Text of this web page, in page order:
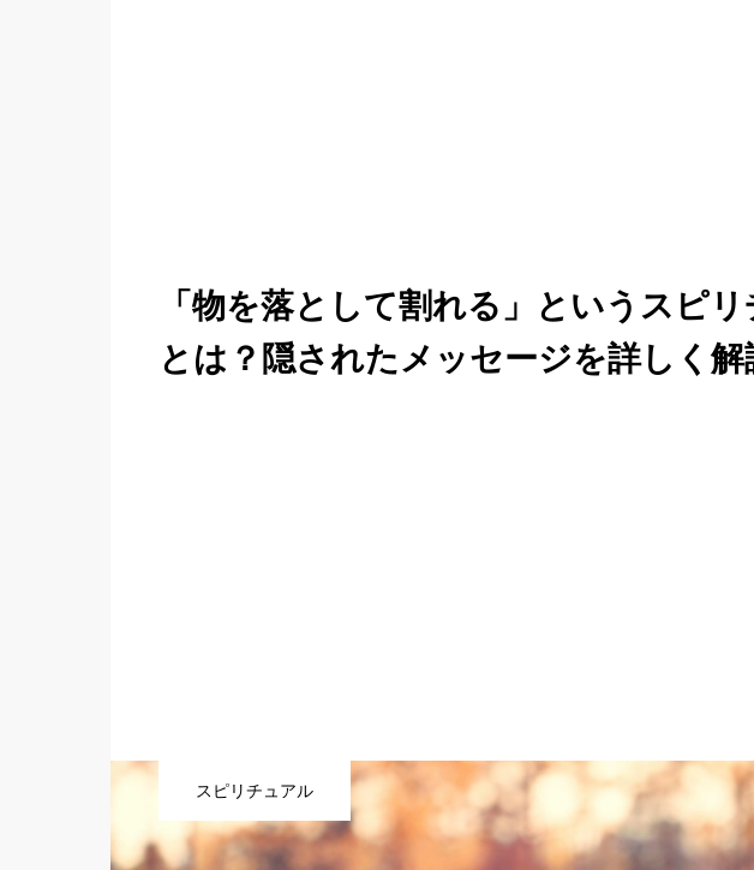
「物を落として割れる」というスピ
とは？隠されたメッセージを詳しく解
スピリチュアル